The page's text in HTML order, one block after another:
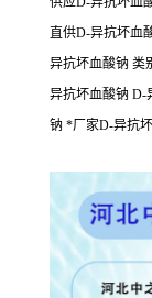
直供D-异抗坏血
异抗坏血酸钠 类
异抗坏血酸钠 D-
钠 *厂家D-异抗